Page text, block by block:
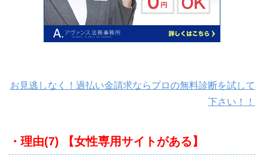
お見逃しなく！過払い金請求ならプロの無料診断を試して
下さい！！
・理由(7) 【女性専用サイトがある】